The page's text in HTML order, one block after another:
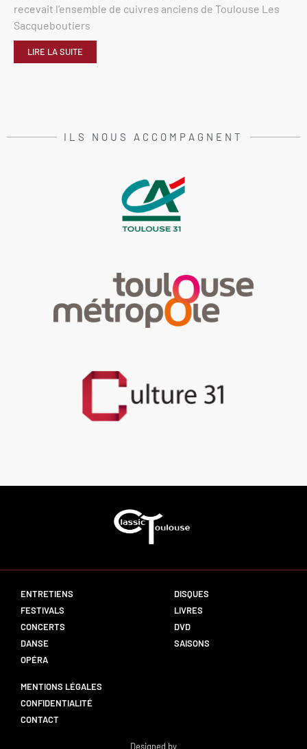
recevait l’ensemble de cuivres anciens de Toulouse Les
Sacqueboutiers
LIRE LA SUITE
ILS NOUS ACCOMPAGNENT
ENTRETIENS
FESTIVALS
CONCERTS
DANSE
OPÉRA
DISQUES
LIVRES
DVD
SAISONS
MENTIONS LÉGALES
CONFIDENTIALITÉ
CONTACT
Designed by